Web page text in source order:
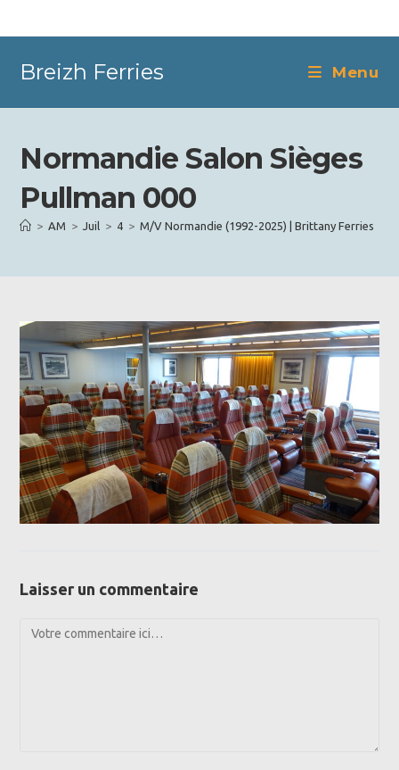
Breizh Ferries Menu
Normandie Salon Sièges
Pullman 000
> AM > Juil > 4 > M/V Normandie (1992-2025) | Brittany Ferries
Laisser un commentaire
Comment